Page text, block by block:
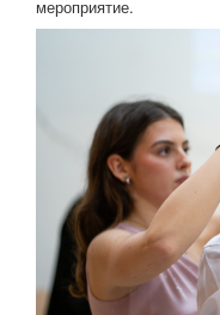
мероприятие.